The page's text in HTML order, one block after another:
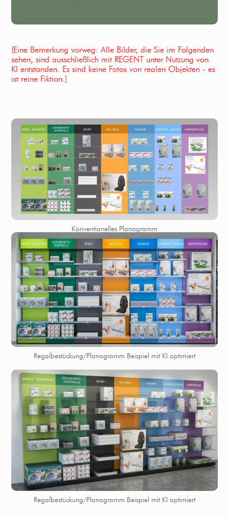
(Eine Bemerkung vorweg: Alle Bilder, die Sie im Folgenden
sehen, sind ausschließlich mit REGENT unter Nutzung von
KI entstanden. Es sind keine Fotos von realen Objekten - es
ist reine Fiktion.)
Konventionelles Planogramm
Regalbestückung/Planogramm Beispiel mit KI optimiert
Regalbestückung/Planogramm Beispiel mit KI optimiert